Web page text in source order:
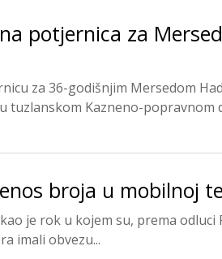
potjernica za
za 36-godišnjim Mersedom
tuzlanskom Kazneno-popravnom
broja u mobilnoj
je rok u kojem su, prema odluci
imali obvezu...